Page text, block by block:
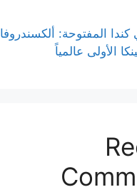
المفتوحة: ألكسندروفا
الأولى عالمياً